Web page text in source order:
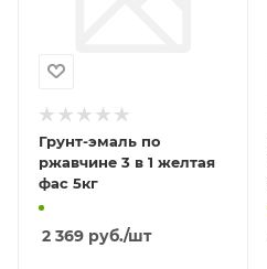
Грунт-эмаль по
ржавчине 3 в 1 желтая
фас 5кг
2 369 руб./шт